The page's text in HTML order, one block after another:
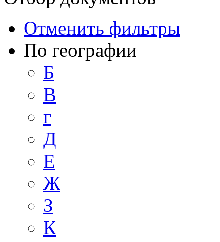
Отменить фильтры
По географии
Б
В
г
Д
Е
Ж
З
К